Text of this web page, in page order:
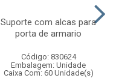
Suporte com alcas para
porta de armario
Código: 830624
Embalagem: Unidade
Caixa Com: 60 Unidade(s)